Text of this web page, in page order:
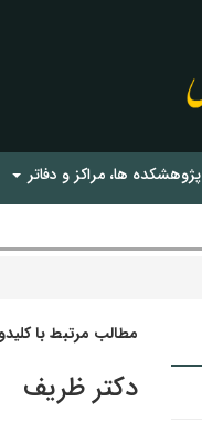
پژوهشکده ها، مراکز و دفاتر
مطالب مرتبط با
دکتر ظریف